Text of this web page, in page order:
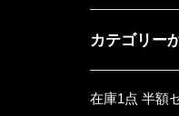
カテゴリー
在庫1点 半額